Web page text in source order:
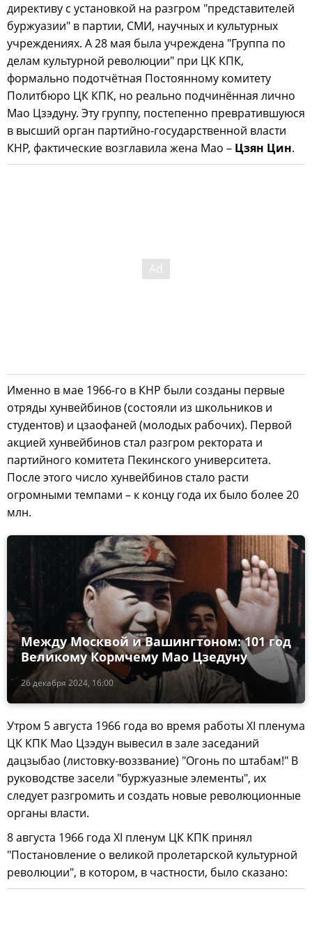
директиву с установкой на разгром "представителей
буржуазии" в партии, СМИ, научных и культурных
учреждениях. А 28 мая была учреждена "Группа по
делам культурной революции" при ЦК КПК,
формально подотчётная Постоянному комитету
Политбюро ЦК КПК, но реально подчинённая лично
Мао Цзэдуну. Эту группу, постепенно превратившуюся
в высший орган партийно-государственной власти
КНР, фактические возглавила жена Мао – Цзян Цин.
Именно в мае 1966-го в КНР были созданы первые
отряды хунвейбинов (состояли из школьников и
студентов) и цзаофаней (молодых рабочих). Первой
акцией хунвейбинов стал разгром ректората и
партийного комитета Пекинского университета.
После этого число хунвейбинов стало расти
огромными темпами – к концу года их было более 20
млн.
26 декабря 2024, 16:00
Между Москвой и Вашингтоном: 101 год
Великому Кормчему Мао Цзедуну
Утром 5 августа 1966 года во время работы XI пленума
ЦК КПК Мао Цзэдун вывесил в зале заседаний
дацзыбао (листовку-воззвание) "Огонь по штабам!" В
руководстве засели "буржуазные элементы", их
следует разгромить и создать новые революционные
органы власти.
8 августа 1966 года XI пленум ЦК КПК принял
"Постановление о великой пролетарской культурной
революции", в котором, в частности, было сказано: